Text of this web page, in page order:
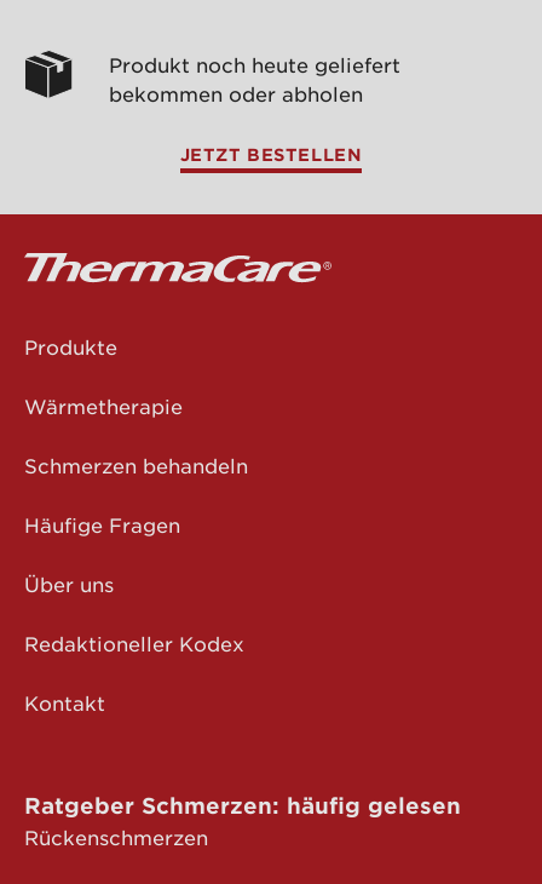
Produkt noch heute geliefert
bekommen oder abholen
JETZT BESTELLEN
Produkte
Wärmetherapie
Schmerzen behandeln
Häufige Fragen
Über uns
Redaktioneller Kodex
Kontakt
Ratgeber Schmerzen: häufig gelesen
Rückenschmerzen